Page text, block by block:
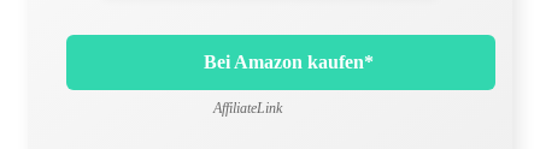
Bei Amazon kaufen*
AffiliateLink